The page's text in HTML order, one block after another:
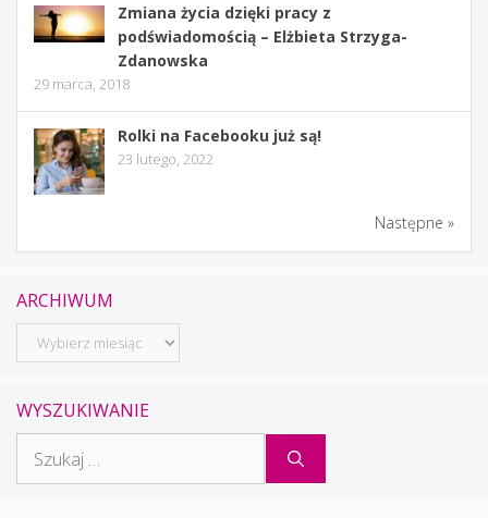
Zmiana życia dzięki pracy z
podświadomością – Elżbieta Strzyga-
Zdanowska
29 marca, 2018
Rolki na Facebooku już są!
23 lutego, 2022
Następne »
ARCHIWUM
Archiwum
WYSZUKIWANIE